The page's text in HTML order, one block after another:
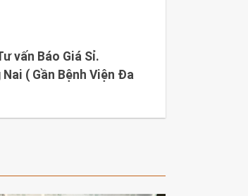
vấn Báo Giá Sỉ.
( Gần Bệnh Viện Đa